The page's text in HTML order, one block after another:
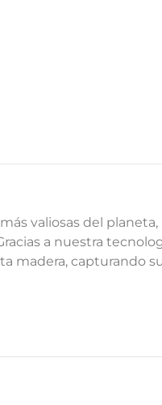
valiosas del
a nuestra
madera, capturando